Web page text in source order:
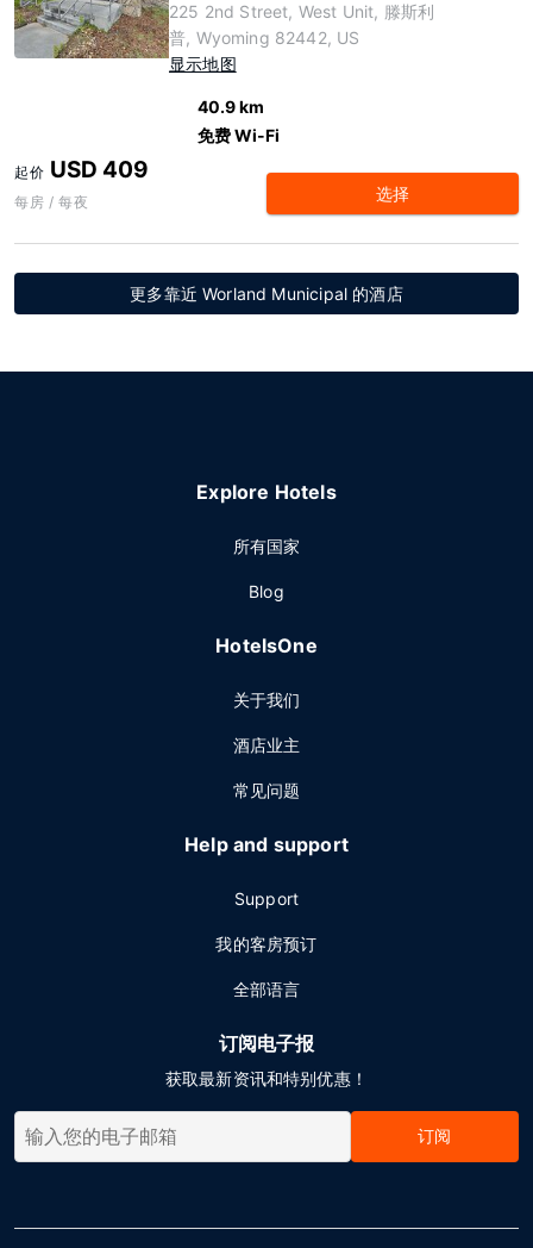
225 2nd Street, West Unit, 滕斯利
普, Wyoming 82442, US
显示地图
40.9 km
免费 Wi-Fi
起价 USD 409
每房 / 每夜 选择
更多靠近 Worland Municipal 的酒店
Explore Hotels
所有国家
Blog
HotelsOne
关于我们
酒店业主
常见问题
Help and support
Support
我的客房预订
全部语言
订阅电子报
获取最新资讯和特别优惠！
订阅